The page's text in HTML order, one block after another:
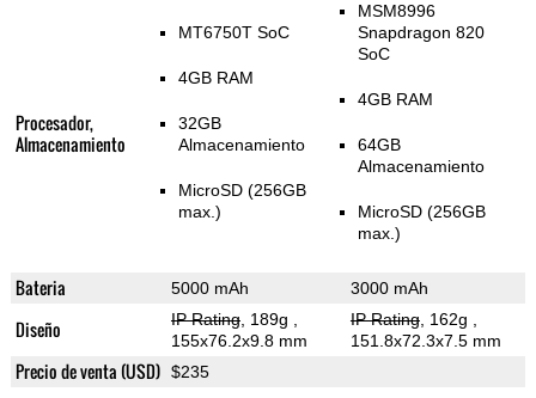
Procesador,
Almacenamiento
MT6750T SoC
4GB RAM
32GB
Almacenamiento
MicroSD (256GB
max.)
MSM8996
Snapdragon 820
SoC
4GB RAM
64GB
Almacenamiento
MicroSD (256GB
max.)
Bateria 5000 mAh 3000 mAh
Diseño IP Rating, 189g
155x76.2x9.8 mm
IP Rating, 162g
151.8x72.3x7.5 mm
Precio de venta (USD) $235